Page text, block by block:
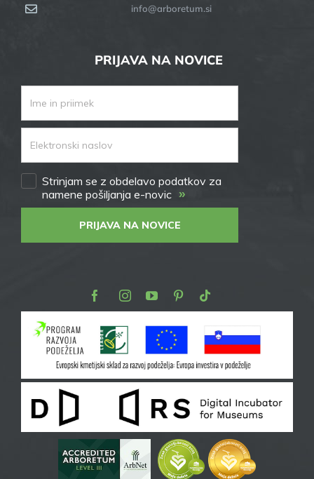
info@arboretum.si
PRIJAVA NA NOVICE
Strinjam se z obdelavo podatkov za
namene pošiljanja e-novic »
PRIJAVA NA NOVICE
FacebookInstagram
YoutubePinterest